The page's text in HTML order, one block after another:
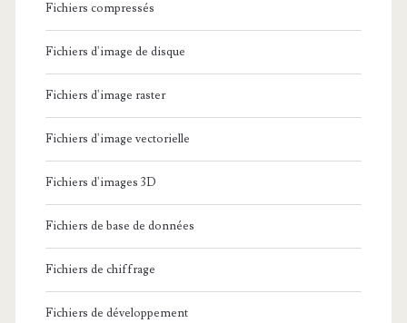
Fichiers compressés
Fichiers d'image de disque
Fichiers d'image raster
Fichiers d'image vectorielle
Fichiers d'images 3D
Fichiers de base de données
Fichiers de chiffrage
Fichiers de développement